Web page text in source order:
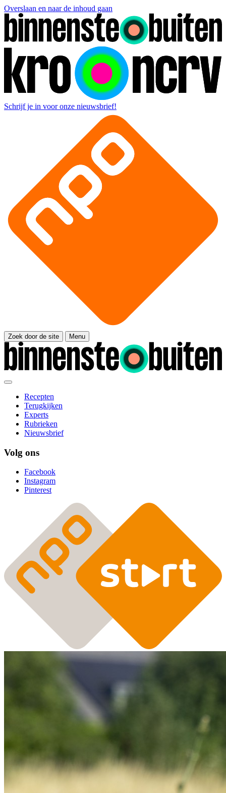
Overslaan en naar de inhoud gaan
Schrijf je in voor onze nieuwsbrief!
Zoek door de site Menu
Recepten
Terugkijken
Experts
Rubrieken
Nieuwsbrief
Volg ons
Facebook
Instagram
Pinterest